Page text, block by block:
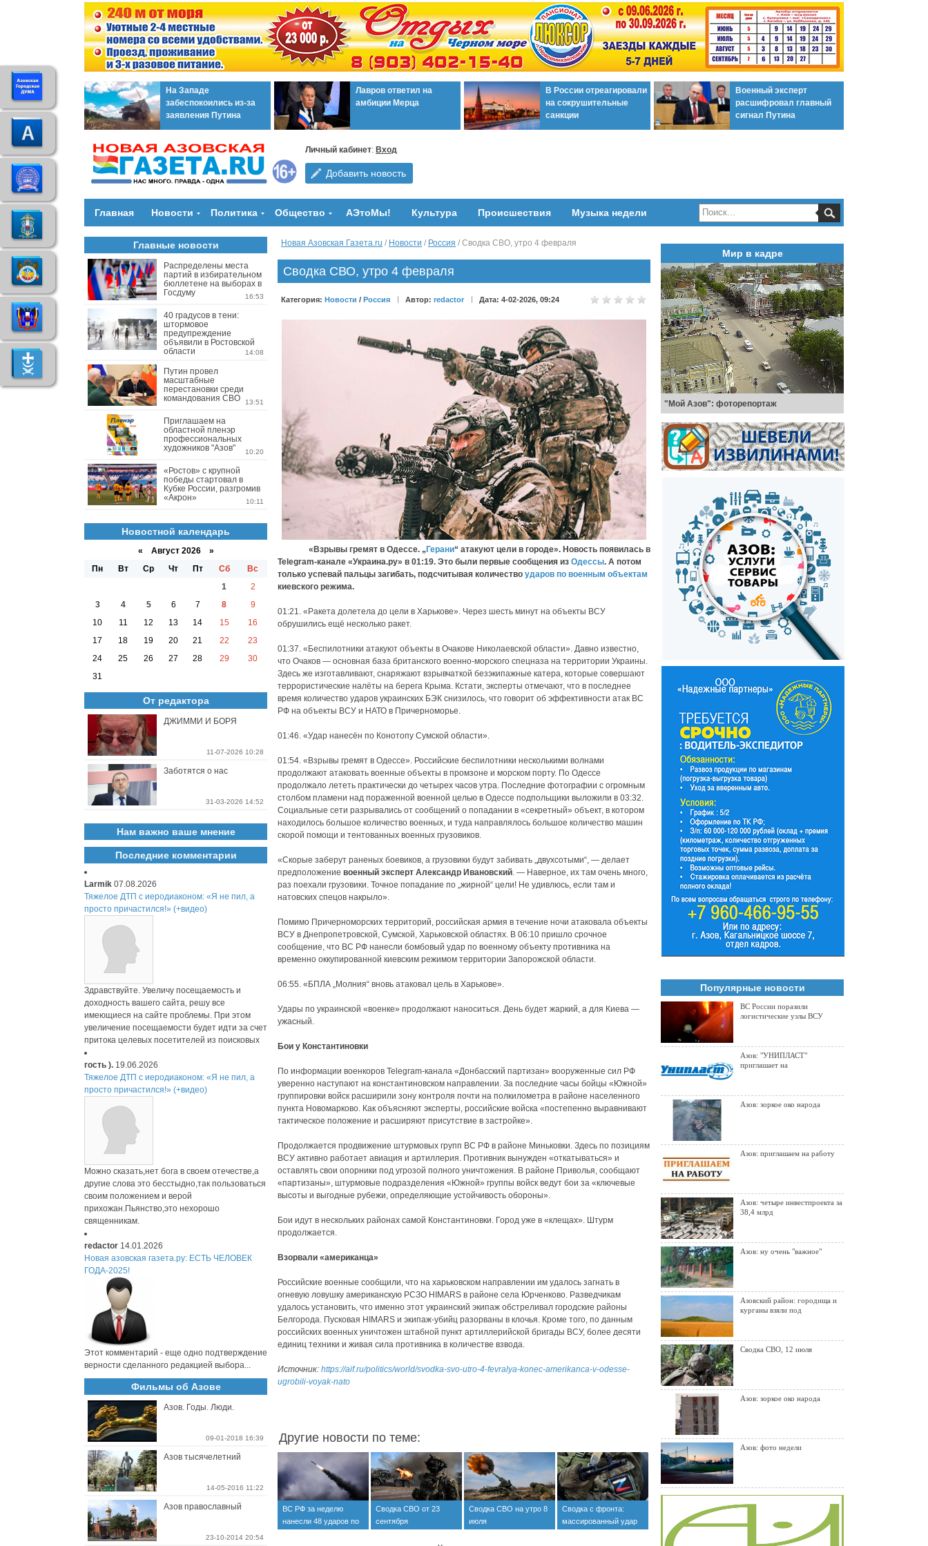
На Западе
забеспокоились из-за
заявления Путина
Лавров ответил на
амбиции Мерца
В России отреагировали
на сокрушительные
санкции
Военный эксперт
расшифровал главный
сигнал Путина
Личный кабинет: Вход
Добавить новость
Главная Новости Политика Общество АЭтоМы! Культура Происшествия Музыка недели
Новая Азовская Газета.ru / Новости / Россия / Сводка СВО, утро 4 февраля
Сводка СВО, утро 4 февраля
Категория: Новости / Россия Автор: redactor Дата: 4-02-2026, 09:24
«Взрывы гремят в Одессе. „ Герани“ атакуют цели в городе». Новость появилась в
Telegram-канале «Украина.ру» в 01:19. Это были первые сообщения из Одессы. А потом
только успевай пальцы загибать, подсчитывая количество ударов по военным объектам
киевского режима.
01:21. «Ракета долетела до цели в Харькове». Через шесть минут на объекты ВСУ
обрушились ещё несколько ракет.
01:37. «Беспилотники атакуют объекты в Очакове Николаевской области». Давно известно,
что Очаков — основная база британского военно-морского спецназа на территории Украины.
Здесь же изготавливают, снаряжают взрывчаткой безэкипажные катера, которые совершают
террористические налёты на берега Крыма. Кстати, эксперты отмечают, что в последнее
время количество ударов украинских БЭК снизилось, что говорит об эффективности атак ВС
РФ на объекты ВСУ и НАТО в Причерноморье.
01:46. «Удар нанесён по Конотопу Сумской области».
01:54. «Взрывы гремят в Одессе». Российские беспилотники несколькими волнами
продолжают атаковать военные объекты в промзоне и морском порту. По Одессе
продолжало лететь практически до четырех часов утра. Последние фотографии с огромным
столбом пламени над пораженной военной целью в Одессе подпольщики выложили в 03:32.
Социальные сети разрывались от сообщений о попадании в «секретный» объект, в котором
находилось большое количество военных, и туда направлялось большое количество машин
скорой помощи и тентованных военных грузовиков.
«Скорые заберут раненых боевиков, а грузовики будут забивать „двухсотыми“, — делает
предположение военный эксперт Александр Ивановский. — Наверное, их там очень много,
раз поехали грузовики. Точное попадание по „жирной“ цели! Не удивлюсь, если там и
натовских спецов накрыло».
Помимо Причерноморских территорий, российская армия в течение ночи атаковала объекты
ВСУ в Днепропетровской, Сумской, Харьковской областях. В 06:10 пришло срочное
сообщение, что ВС РФ нанесли бомбовый удар по военному объекту противника на
временно оккупированной киевским режимом территории Запорожской области.
06:55. «БПЛА „Молния“ вновь атаковал цель в Харькове».
Удары по украинской «военке» продолжают наноситься. День будет жаркий, а для Киева —
ужасный.
Бои у Константиновки
По информации военкоров Telegram-канала «Донбасский партизан» вооруженные сил РФ
уверенно наступают на константиновском направлении. За последние часы бойцы «Южной»
группировки войск расширили зону контроля почти на полкилометра в районе населенного
пункта Новомарково. Как объясняют эксперты, российские войска «постепенно выравнивают
тактическое положение и расширяют присутствие в застройке».
Продолжается продвижение штурмовых групп ВС РФ в районе Миньковки. Здесь по позициям
ВСУ активно работает авиация и артиллерия. Противник вынужден «откатываться» и
оставлять свои опорники под угрозой полного уничтожения. В районе Приволья, сообщают
«партизаны», штурмовые подразделения «Южной» группы войск ведут бои за «ключевые
высоты и выгодные рубежи, определяющие устойчивость обороны».
Бои идут в нескольких районах самой Константиновки. Город уже в «клещах». Штурм
продолжается.
Взорвали «американца»
Российские военные сообщили, что на харьковском направлении им удалось загнать в
огневую ловушку американскую РСЗО HIMARS в районе села Юрченково. Разведчикам
удалось установить, что именно этот украинский экипаж обстреливал городские районы
Белгорода. Пусковая HIMARS и экипаж-убийц разорваны в клочья. Кроме того, по данным
российских военных уничтожен штабной пункт артиллерийской бригады ВСУ, более десяти
единиц техники и живая сила противника в количестве взвода.
Источник: https://aif.ru/politics/world/svodka-svo-utro-4-fevralya-konec-amerikanca-v-odesse-
ugrobili-voyak-nato
Другие новости по теме:
ВС РФ за неделю
нанесли 48 ударов по
Сводка СВО от 23
сентября
Сводка СВО на утро 8
июля
Сводка с фронта:
массированный удар
Главные новости
Распределены места
партий в избирательном
бюллетене на выборах в
Госдуму
16:53
40 градусов в тени:
штормовое
предупреждение
объявили в Ростовской
области
14:08
Путин провел
масштабные
перестановки среди
командования СВО
13:51
Приглашаем на
областной пленэр
профессиональных
художников "Азов"
10:20
«Ростов» с крупной
победы стартовал в
Кубке России, разгромив
«Акрон»
10:11
Новостной календарь
« Август 2026 »
Пн
Вт Ср Чт Пт Сб
Вс
1
2
3
4 5 6 7 8
9
10
11 12 13 14 15
16
17
18 19 20 21 22
23
24
25 26 27 28 29
30
31
От редактора
ДЖИММИ И БОРЯ
11-07-2026 10:28
Заботятся о нас
31-03-2026 14:52
Нам важно ваше мнение
Последние комментарии
Larmik 07.08.2026
Тяжелое ДТП с иеродиаконом: «Я не пил, а
просто причастился!» (+видео)
Здравствуйте. Увеличу посещаемость и
доходность вашего сайта, решу все
имеющиеся на сайте проблемы. При этом
увеличение посещаемости будет идти за счет
притока целевых посетителей из поисковых
гость ). 19.06.2026
Тяжелое ДТП с иеродиаконом: «Я не пил, а
просто причастился!» (+видео)
Можно сказать,нет бога в своем отечестве,а
другие слова это бесстыдно,так пользоваться
своим положением и верой
прихожан.Пьянство,это нехорошо
священникам.
redactor 14.01.2026
Новая азовская газета.ру: ЕСТЬ ЧЕЛОВЕК
ГОДА-2025!
Этот комментарий - еще одно подтверждение
верности сделанного редакцией выбора...
Фильмы об Азове
Азов. Годы. Люди.
09-01-2018 16:39
Азов тысячелетний
14-05-2016 11:22
Азов православный
23-10-2014 20:54
Мир в кадре
"Мой Азов": фоторепортаж
Популярные новости
ВС России поразили
логистические узлы ВСУ
Азов: "УНИПЛАСТ"
приглашает на
Азов: зоркое око народа
Азов: приглашаем на работу
Азов: четыре инвестпроекта за
38,4 млрд
Азов: ну очень "важное"
Азовский район: городища и
курганы взяли под
Сводка СВО, 12 июля
Азов: зоркое око народа
Азов: фото недели